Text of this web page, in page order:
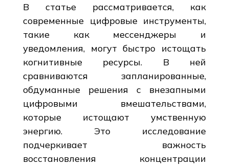
В статье рассматривается, как
современные цифровые инструменты,
такие как мессенджеры и
уведомления, могут быстро истощать
когнитивные ресурсы. В ней
сравниваются запланированные,
обдуманные решения с внезапными
цифровыми вмешательствами,
которые истощают умственную
энергию. Это исследование
подчеркивает важность
восстановления концентрации